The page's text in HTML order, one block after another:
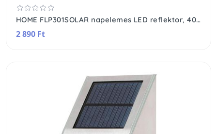
HOME FLP301SOLAR napelemes LED reflektor, 40 db SMD LED, 300 lumen, PIR mozgásérzékelő, IP44, 18650-es akkumulátor
2 890 Ft